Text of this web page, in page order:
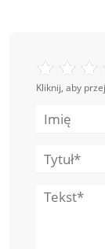
Kliknij, aby